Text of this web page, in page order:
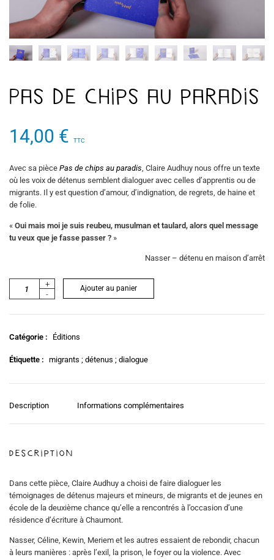
Pas de chips au paradis
14,00 € TTC
Avec sa pièce Pas de chips au paradis, Claire Audhuy nous offre un texte
où les voix de détenus semblent dialoguer avec celles d’apprentis ou de
migrants. Il y est question d’amour, d’indignation, de regrets, de haine et
de folie.
« Oui mais moi je suis reubeu, musulman et taulard, alors quel message
tu veux que je fasse passer ? »
Nasser – détenu en maison d’arrêt
+
-
Ajouter au panier
Catégorie : Éditions
Étiquette : migrants ; détenus ; dialogue
Description Informations complémentaires
Description
Dans cette pièce, Claire Audhuy a choisi de faire dialoguer les
témoignages de détenus majeurs et mineurs, de migrants et de jeunes en
école de la deuxième chance qu’elle a rencontrés à l’occasion d’une
résidence d’écriture à Chaumont.
Nasser, Céline, Kewin, Meriem et les autres essaient de rebondir, chacun
à leurs manières : après l’exil, la prison, le foyer ou la violence. Avec